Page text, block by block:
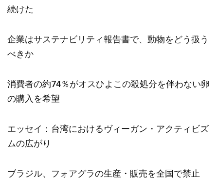
続けた
企業はサステナビリティ報告書で、動物をどう扱う
べきか
消費者の約74％がオスひよこの殺処分を伴わない卵
の購入を希望
エッセイ：台湾におけるヴィーガン・アクティビズ
ムの広がり
ブラジル、フォアグラの生産・販売を全国で禁止